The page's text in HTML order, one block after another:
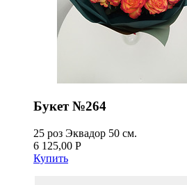
Букет №264
25 роз Эквадор 50 см.
6 125,00 Р
Купить